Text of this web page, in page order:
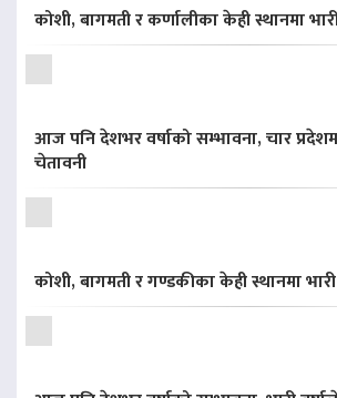
कोशी, बागमती र कर्णालीका केही स्थानमा
आज पनि देशभर वर्षाको सम्भावना, चार
चेतावनी
कोशी, बागमती र गण्डकीका केही स्थानमा